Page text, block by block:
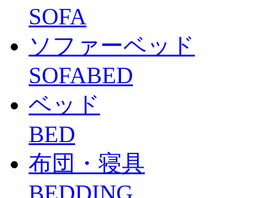
SOFA
ソファーベッド
SOFABED
ベッド
BED
布団・寝具
BEDDING